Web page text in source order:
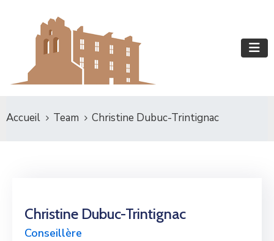
Accueil Team Christine Dubuc-Trintignac
Christine Dubuc-Trintignac
Conseillère